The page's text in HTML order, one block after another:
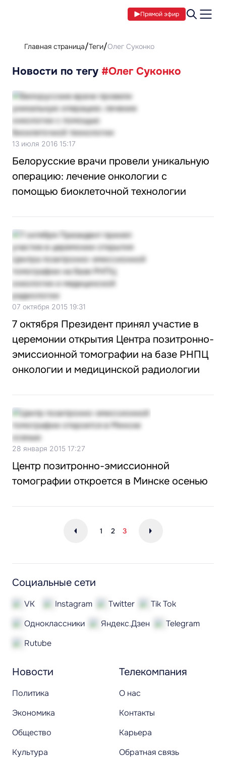
Прямой эфир
Главная страница Теги Олег Суконко
Новости по тегу #Олег Суконко
13 июля 2016 15:17
Белорусские врачи провели уникальную
операцию: лечение онкологии с
помощью биоклеточной технологии
07 октября 2015 19:31
7 октября Президент принял участие в
церемонии открытия Центра позитронно-
эмиссионной томографии на базе РНПЦ
онкологии и медицинской радиологии
28 января 2015 17:27
Центр позитронно-эмиссионной
томографии откроется в Минске осенью
1 2 3
Новости
Политика
Экономика
Общество
Культура
Телекомпания
О нас
Контакты
Карьера
Обратная связь
Социальные сети
VK Instagram Twitter
Tik Tok
Одноклассники
Яндекс.Дзен
Telegram
Rutube